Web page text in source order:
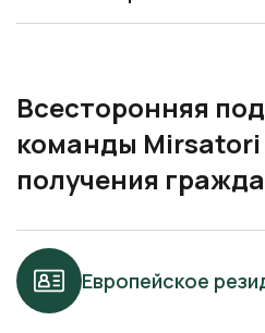
Всесторонняя
получения
Европейское
Специалисты Mirsatori
формируют пакет
карты.